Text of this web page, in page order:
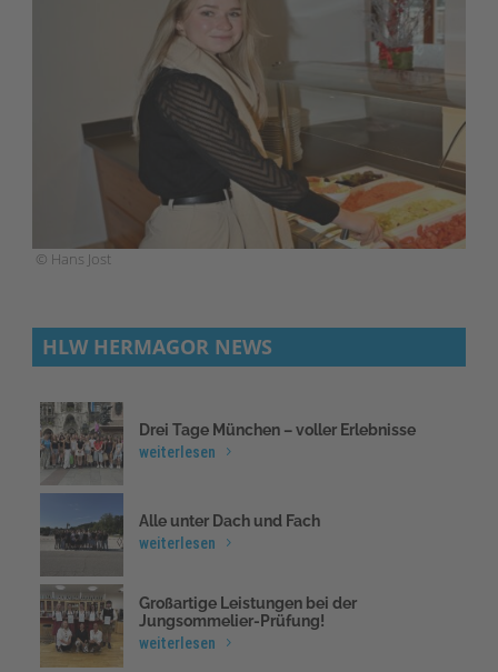
© Hans Jost
HLW HERMAGOR NEWS
Drei Tage München – voller Erlebnisse
weiterlesen
Alle unter Dach und Fach
weiterlesen
Großartige Leistungen bei der
Jungsommelier-Prüfung!
weiterlesen